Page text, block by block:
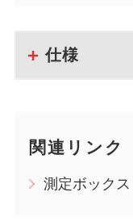
仕様
関連リンク
測定ボック